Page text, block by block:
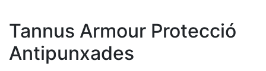
Tannus Armour Protecció
Antipunxades